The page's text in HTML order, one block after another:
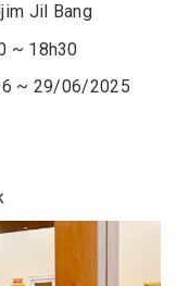
Jil Bang
~ 18h30
~ 29/06/2025